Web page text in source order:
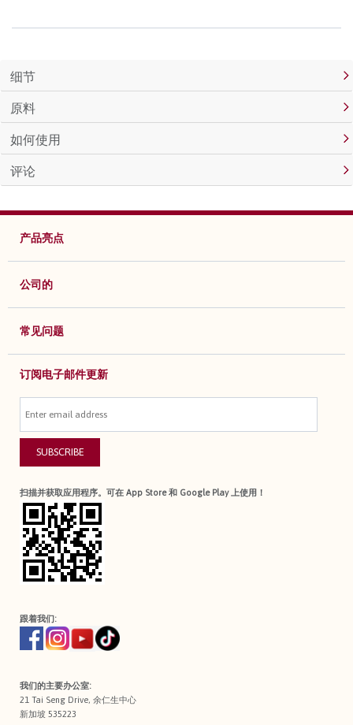
细节
原料
如何使用
评论
产品亮点
公司的
常见问题
订阅电子邮件更新
SUBSCRIBE
扫描并获取应用程序。可在 App Store 和 Google Play 上使用！
跟着我们:
我们的主要办公室:
21 Tai Seng Drive, 余仁生中心
新加坡 535223